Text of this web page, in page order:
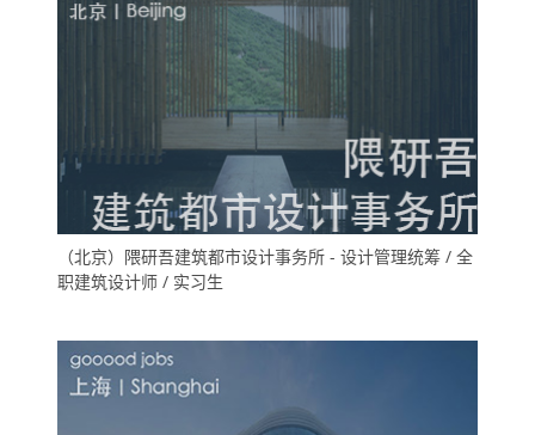
（北京）隈研吾建筑都市设计事务所 - 设计管理统筹 / 全
职建筑设计师 / 实习生